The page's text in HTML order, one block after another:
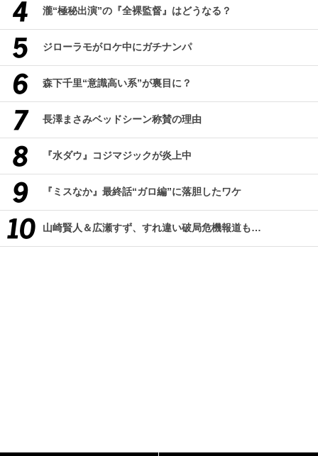
瀧“極秘出演”の『全裸監督』はどうなる？
ジローラモがロケ中にガチナンパ
森下千里“意識高い系”が裏目に？
長澤まさみベッドシーン称賛の理由
『水ダウ』コジマジックが炎上中
『ミスなか』最終話“ガロ編”に落胆したワケ
山崎賢人＆広瀬すず、すれ違い破局危機報道も…